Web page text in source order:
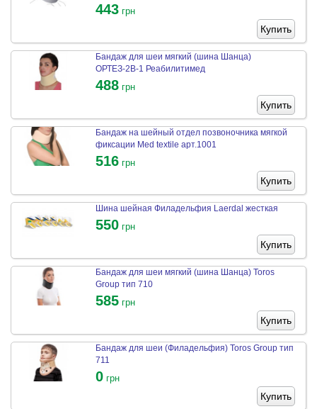
443 грн
Купить
Бандаж для шеи мягкий (шина Шанца)
ОРТЕЗ-2В-1 Реабилитимед
488 грн
Купить
Бандаж на шейный отдел позвоночника мягкой
фиксации Med textile арт.1001
516 грн
Купить
Шина шейная Филадельфия Laerdal жесткая
550 грн
Купить
Бандаж для шеи мягкий (шина Шанца) Toros
Group тип 710
585 грн
Купить
Бандаж для шеи (Филадельфия) Toros Group тип
711
0 грн
Купить